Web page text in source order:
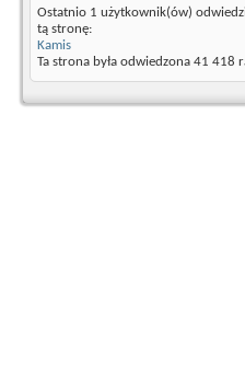
Ostatnio 1 użytkownik(ów)
tą stronę:
Kamis
Ta strona była odwiedzona 41 418